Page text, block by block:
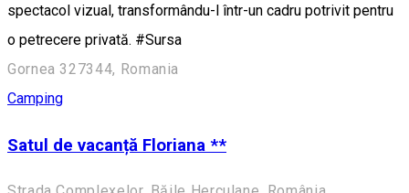
spectacol vizual, transformându-l într-un cadru potrivit pentru
o petrecere privată. #Sursa
Gornea 327344, Romania
Camping
Satul de vacanță Floriana **